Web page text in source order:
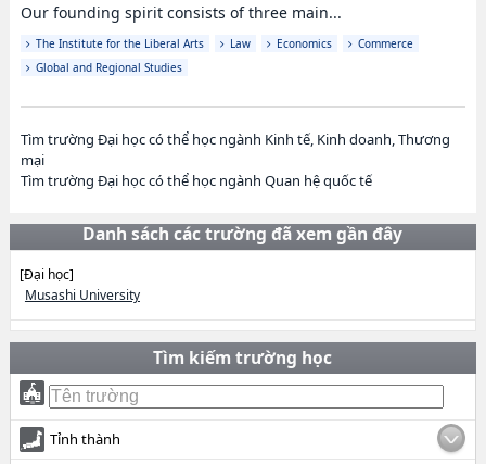
Our founding spirit consists of three main...
The Institute for the Liberal Arts Law Economics
Commerce
Global and Regional Studies
Tìm trường Đại học có thể học ngành Kinh tế, Kinh doanh, Thương
mại
Tìm trường Đại học có thể học ngành Quan hệ quốc tế
Danh sách các trường đã xem gần đây
[Đại học]
Musashi University
Tìm kiếm trường học
Tỉnh thành